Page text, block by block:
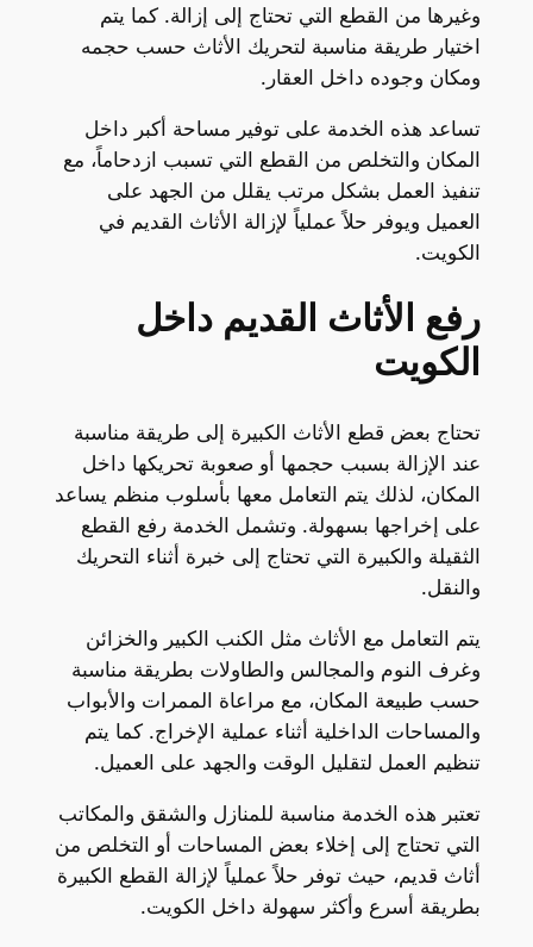
وغيرها من القطع التي تحتاج إلى إزالة. كما يتم
اختيار طريقة مناسبة لتحريك الأثاث حسب حجمه
ومكان وجوده داخل العقار.
تساعد هذه الخدمة على توفير مساحة أكبر داخل
المكان والتخلص من القطع التي تسبب ازدحاماً، مع
تنفيذ العمل بشكل مرتب يقلل من الجهد على
العميل ويوفر حلاً عملياً لإزالة الأثاث القديم في
الكويت.
رفع الأثاث القديم داخل
الكويت
تحتاج بعض قطع الأثاث الكبيرة إلى طريقة مناسبة
عند الإزالة بسبب حجمها أو صعوبة تحريكها داخل
المكان، لذلك يتم التعامل معها بأسلوب منظم يساعد
على إخراجها بسهولة. وتشمل الخدمة رفع القطع
الثقيلة والكبيرة التي تحتاج إلى خبرة أثناء التحريك
والنقل.
يتم التعامل مع الأثاث مثل الكنب الكبير والخزائن
وغرف النوم والمجالس والطاولات بطريقة مناسبة
حسب طبيعة المكان، مع مراعاة الممرات والأبواب
والمساحات الداخلية أثناء عملية الإخراج. كما يتم
تنظيم العمل لتقليل الوقت والجهد على العميل.
تعتبر هذه الخدمة مناسبة للمنازل والشقق والمكاتب
التي تحتاج إلى إخلاء بعض المساحات أو التخلص من
أثاث قديم، حيث توفر حلاً عملياً لإزالة القطع الكبيرة
بطريقة أسرع وأكثر سهولة داخل الكويت.